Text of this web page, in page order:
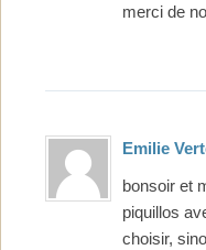
merci de
Emilie
bonsoir et
piquillos
choisir,